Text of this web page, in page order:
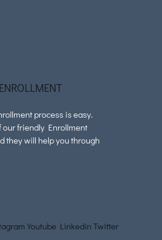
ENROLLMENT
process is easy.
our friendly Enrollment
they will help you through
Youtube Linkedin Twitter